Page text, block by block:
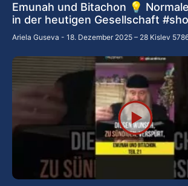
Emunah und Bitachon 💡
in der heutigen Gesellschaft
Ariela Guseva 18. Dezember 2025 – 28 Kislev